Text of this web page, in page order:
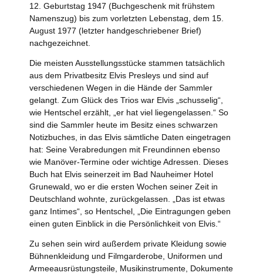
12. Geburtstag 1947 (Buchgeschenk mit frühstem
Namenszug) bis zum vorletzten Lebenstag, dem 15.
August 1977 (letzter handgeschriebener Brief)
nachgezeichnet.
Die meisten Ausstellungsstücke stammen tatsächlich
aus dem Privatbesitz Elvis Presleys und sind auf
verschiedenen Wegen in die Hände der Sammler
gelangt. Zum Glück des Trios war Elvis „schusselig“,
wie Hentschel erzählt, „er hat viel liegengelassen.“ So
sind die Sammler heute im Besitz eines schwarzen
Notizbuches, in das Elvis sämtliche Daten eingetragen
hat: Seine Verabredungen mit Freundinnen ebenso
wie Manöver-Termine oder wichtige Adressen. Dieses
Buch hat Elvis seinerzeit im Bad Nauheimer Hotel
Grunewald, wo er die ersten Wochen seiner Zeit in
Deutschland wohnte, zurückgelassen. „Das ist etwas
ganz Intimes“, so Hentschel, „Die Eintragungen geben
einen guten Einblick in die Persönlichkeit von Elvis.“
Zu sehen sein wird außerdem private Kleidung sowie
Bühnenkleidung und Filmgarderobe, Uniformen und
Armeeausrüstungsteile, Musikinstrumente, Dokumente